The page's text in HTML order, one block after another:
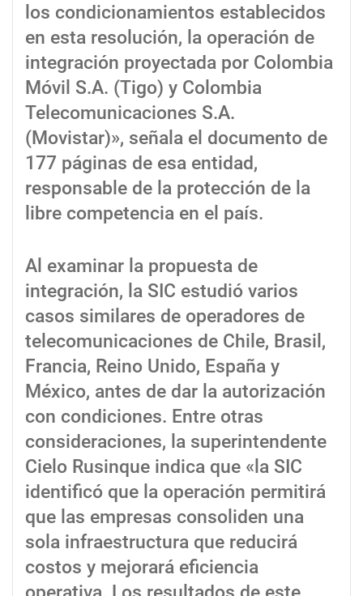
los condicionamientos establecidos
en esta resolución, la operación de
integración proyectada por Colombia
Móvil S.A. (Tigo) y Colombia
Telecomunicaciones S.A.
(Movistar)», señala el documento de
177 páginas de esa entidad,
responsable de la protección de la
libre competencia en el país.
Al examinar la propuesta de
integración, la SIC estudió varios
casos similares de operadores de
telecomunicaciones de Chile, Brasil,
Francia, Reino Unido, España y
México, antes de dar la autorización
con condiciones. Entre otras
consideraciones, la superintendente
Cielo Rusinque indica que «la SIC
identificó que la operación permitirá
que las empresas consoliden una
sola infraestructura que reducirá
costos y mejorará eficiencia